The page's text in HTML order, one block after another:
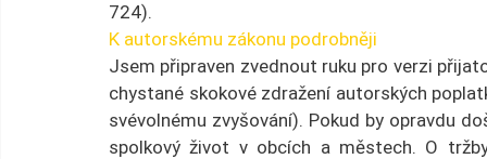
724).
K autorskému zákonu podrobněji
Jsem připraven zvednout ruku pro verzi
chystané skokové zdražení autorských
svévolnému zvyšování). Pokud by opravdu
spolkový život v obcích a městech. O